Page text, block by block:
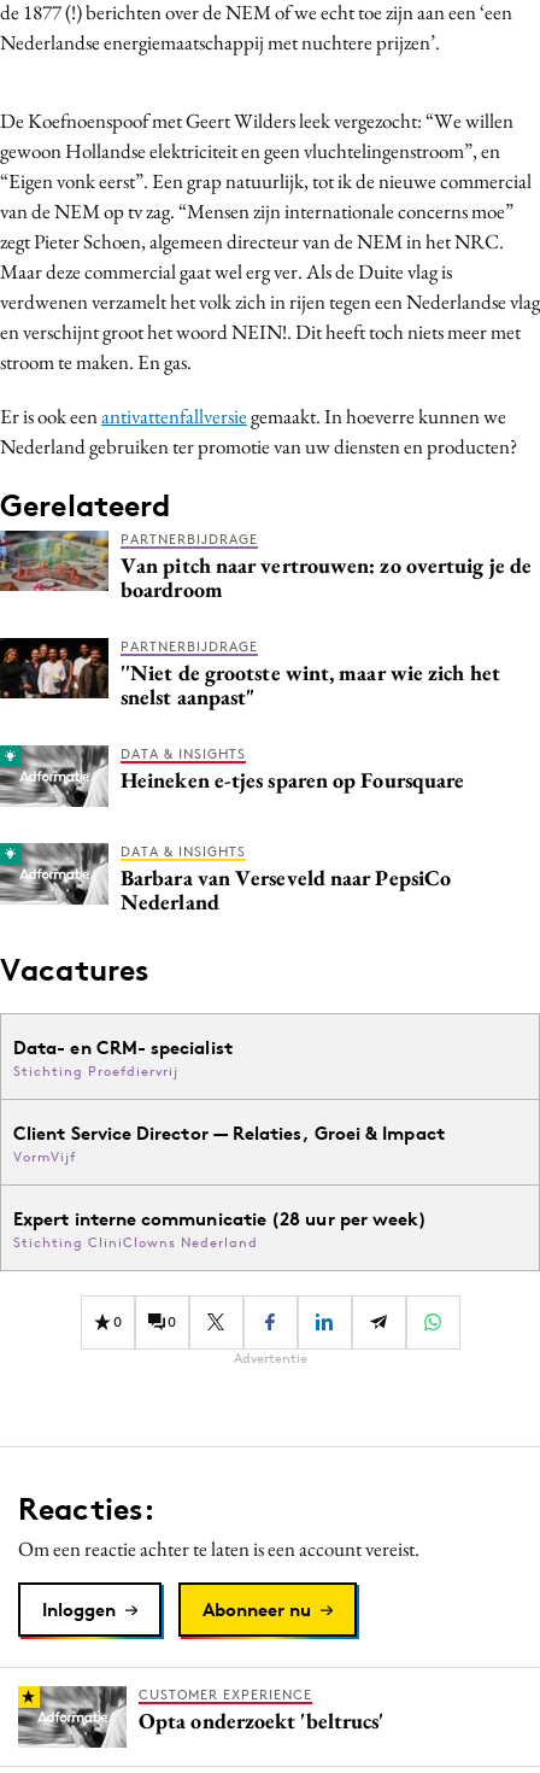
de 1877 (!) berichten over de NEM of we echt toe zijn aan een ‘een
Nederlandse energiemaatschappij met nuchtere prijzen’.
De Koefnoenspoof met Geert Wilders leek vergezocht: “We willen
gewoon Hollandse elektriciteit en geen vluchtelingenstroom”, en
“Eigen vonk eerst”. Een grap natuurlijk, tot ik de nieuwe commercial
van de NEM op tv zag. “Mensen zijn internationale concerns moe”
zegt Pieter Schoen, algemeen directeur van de NEM in het NRC.
Maar deze commercial gaat wel erg ver. Als de Duite vlag is
verdwenen verzamelt het volk zich in rijen tegen een Nederlandse vlag
en verschijnt groot het woord NEIN!. Dit heeft toch niets meer met
stroom te maken. En gas.
Er is ook eenantivattenfallversiegemaakt. In hoeverre kunnen we
Nederland gebruiken ter promotie van uw diensten en producten?
Gerelateerd
PARTNERBIJDRAGE
Van pitch naar vertrouwen: zo overtuig je de
boardroom
PARTNERBIJDRAGE
''Niet de grootste wint, maar wie zich het
snelst aanpast"
DATA & INSIGHTS
Heineken e-tjes sparen op Foursquare
DATA & INSIGHTS
Barbara van Verseveld naar PepsiCo
Nederland
Vacatures
Data- en CRM- specialist
Stichting Proefdiervrij
Client Service Director — Relaties, Groei & Impact
VormVijf
Expert interne communicatie (28 uur per week)
Stichting CliniClowns Nederland
0 0
Advertentie
Reacties:
Om een reactie achter te laten is een account vereist.
Inloggen Abonneer nu
CUSTOMER EXPERIENCE
Opta onderzoekt 'beltrucs'